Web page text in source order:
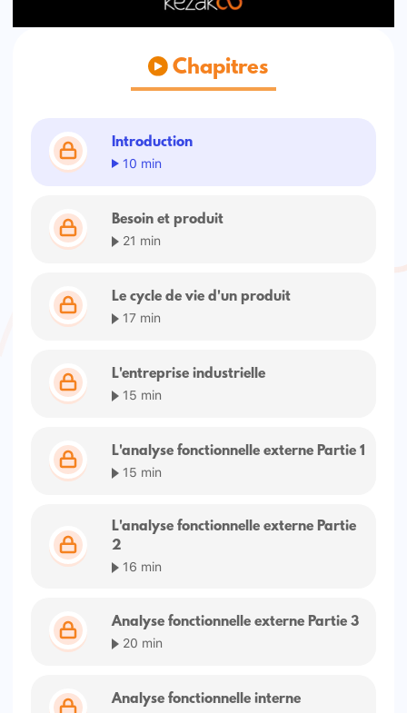
Chapitres
Introduction
10 min
Besoin et produit
21 min
Le cycle de vie d'un produit
17 min
L'entreprise industrielle
15 min
L'analyse fonctionnelle externe Partie 1
15 min
L'analyse fonctionnelle externe Partie
2
16 min
Analyse fonctionnelle externe Partie 3
20 min
Analyse fonctionnelle interne